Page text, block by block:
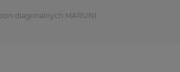
diagonalnych MARUNI